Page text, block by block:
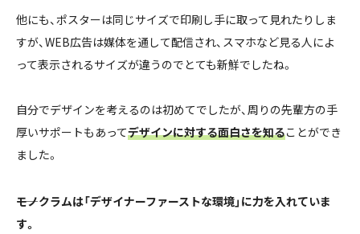
他にも、ポスターは同じサイズで印刷し手に取って見れたりしま
すが、WEB広告は媒体を通して配信され、スマホなど見る人によ
って表示されるサイズが違うのでとても新鮮でしたね。
自分でデザインを考えるのは初めてでしたが、周りの先輩方の手
厚いサポートもあってデザインに対する面白さを知ることができ
ました。
――モノクラムは「デザイナーファーストな環境」に力を入れていま
す。